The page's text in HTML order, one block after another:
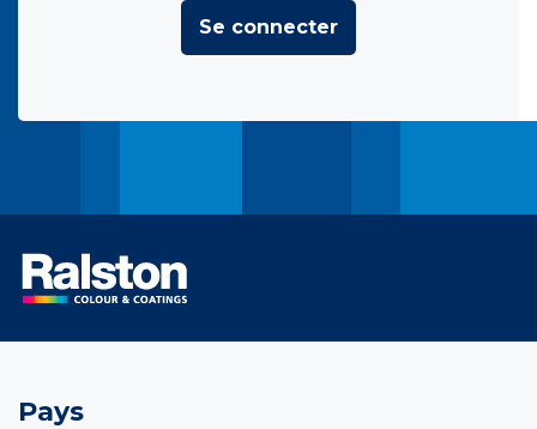
Se connecter
Pays